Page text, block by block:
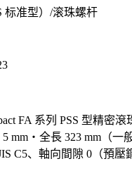
准型） /滚珠螺杆
FA 系列 PSS 型精密
mm・全長 323 mm（一
C5、軸向間隙 0（預